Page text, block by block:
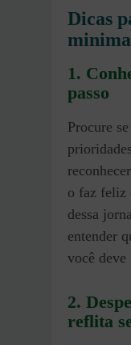
Dicas
1.
passo
Procure
o faz feliz
dessa
entender
você deve
2.
reflita